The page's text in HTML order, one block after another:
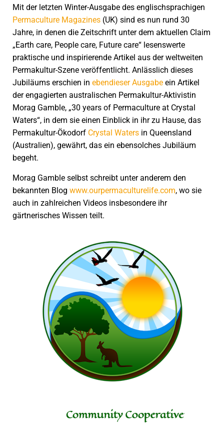
Mit der letzten Winter-Ausgabe des englischsprachigen
Permaculture Magazines (UK) sind es nun rund 30
Jahre, in denen die Zeitschrift unter dem aktuellen Claim
„Earth care, People care, Future care“ lesenswerte
praktische und inspirierende Artikel aus der weltweiten
Permakultur-Szene veröffentlicht. Anlässlich dieses
Jubiläums erschien in ebendieser Ausgabe ein Artikel
der engagierten australischen Permakultur-Aktivistin
Morag Gamble, „30 years of Permaculture at Crystal
Waters“, in dem sie einen Einblick in ihr zu Hause, das
Permakultur-Ökodorf Crystal Waters in Queensland
(Australien), gewährt, das ein ebensolches Jubiläum
begeht.
Morag Gamble selbst schreibt unter anderem den
bekannten Blog www.ourpermaculturelife.com, wo sie
auch in zahlreichen Videos insbesondere ihr
gärtnerisches Wissen teilt.